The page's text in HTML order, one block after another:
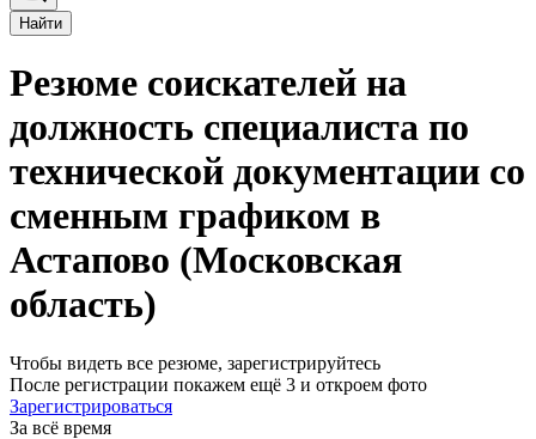
Найти
Резюме соискателей на
должность специалиста по
технической документации со
сменным графиком в
Астапово (Московская
область)
Чтобы видеть все резюме, зарегистрируйтесь
После регистрации покажем ещё 3 и откроем фото
Зарегистрироваться
За всё время